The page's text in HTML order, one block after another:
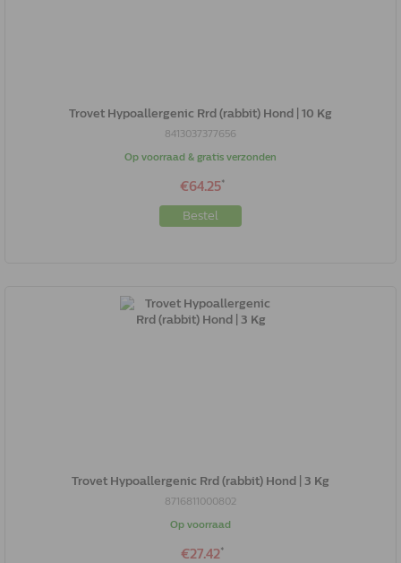
Trovet Hypoallergenic Rrd (rabbit) Hond | 10 Kg
8413037377656
Op voorraad & gratis verzonden
€64.25*
Bestel
Trovet Hypoallergenic Rrd (rabbit) Hond | 3 Kg
8716811000802
Op voorraad
€27.42*